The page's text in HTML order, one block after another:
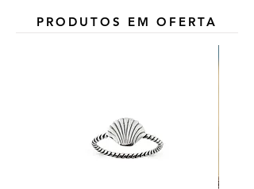
PRODUTOS EM OFERTA